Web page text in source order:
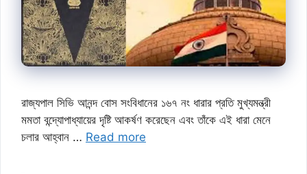
রাজ্যপাল সিভি আনন্দ বোস সংবিধানের ১৬৭ নং ধারার প্রতি মুখ্যমন্ত্রী
মমতা বন্দ্যোপাধ্যায়ের দৃষ্টি আকর্ষণ করেছেন এবং তাঁকে এই ধারা মেনে
চলার আহ্বান … Read more